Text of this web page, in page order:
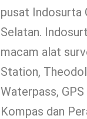
pusat Indosurta
Selatan.
macam alat
Station,
Waterpass,
Kompas dan